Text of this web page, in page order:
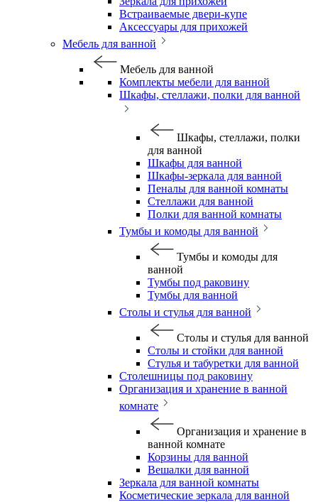
Встраиваемые двери-купе
Аксессуары для прихожей
Мебель для ванной
Мебель для ванной
Комплекты мебели для ванной
Шкафы, стеллажи, полки для ванной
Шкафы, стеллажи, полки
для ванной
Шкафы для ванной
Шкафы-зеркала для ванной
Пеналы для ванной комнаты
Стеллажи для ванной
Полки для ванной комнаты
Тумбы и комоды для ванной
Тумбы и комоды для
ванной
Тумбы под раковину
Тумбы для ванной
Столы и стулья для ванной
Столы и стулья для ванной
Столы и стойки для ванной
Стулья и табуретки для ванной
Столешницы под раковину
Организация и хранение в ванной
комнате
Организация и хранение в
ванной комнате
Корзины для ванной
Вешалки для ванной
Зеркала для ванной комнаты
Косметические зеркала для ванной